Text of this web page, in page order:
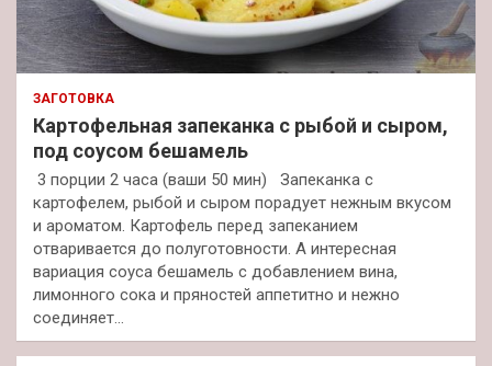
ЗАГОТОВКА
Картофельная запеканка с рыбой и сыром,
под соусом бешамель
3 порции 2 часа (ваши 50 мин) Запеканка с
картофелем, рыбой и сыром порадует нежным вкусом
и ароматом. Картофель перед запеканием
отваривается до полуготовности. А интересная
вариация соуса бешамель с добавлением вина,
лимонного сока и пряностей аппетитно и нежно
соединяет…